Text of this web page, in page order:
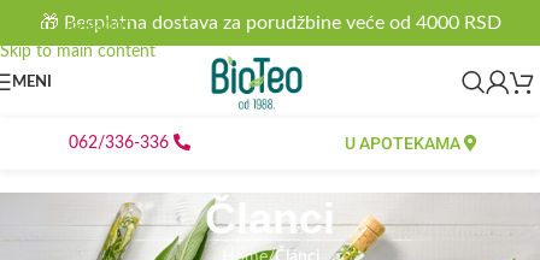
Skip to navigation
Skip to main content
🎁 Besplatna dostava za porudžbine veće od 4000 RSD
MENI
062/336-336 U APOTEKAMA
Članci